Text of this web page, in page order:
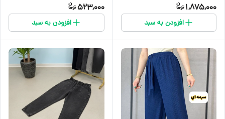
1,875,000
افزودن به سبد
523,000
افزودن به سبد